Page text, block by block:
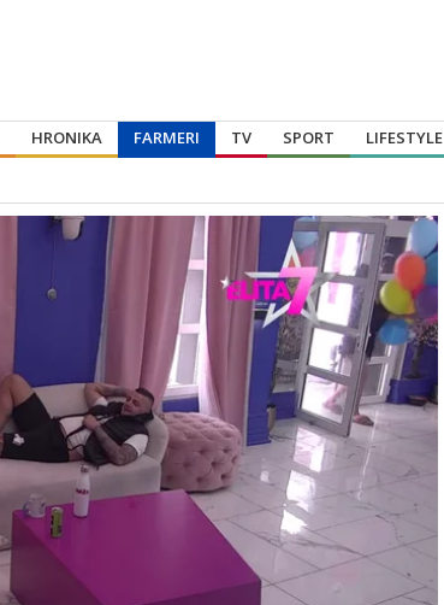
HRONIKA FARMERI TV SPORT LIFESTYLE